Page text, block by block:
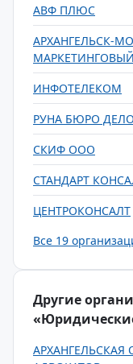
АВФ ПЛЮС
АРХАНГЕЛЬСК-
ИНФОТЕЛЕКОМ
РУНА БЮРО
СКИФ ООО
СТАНДАРТ
ЦЕНТРОКОНСАЛТ
Все 19
Другие
АРХАНГЕЛЬСКАЯ